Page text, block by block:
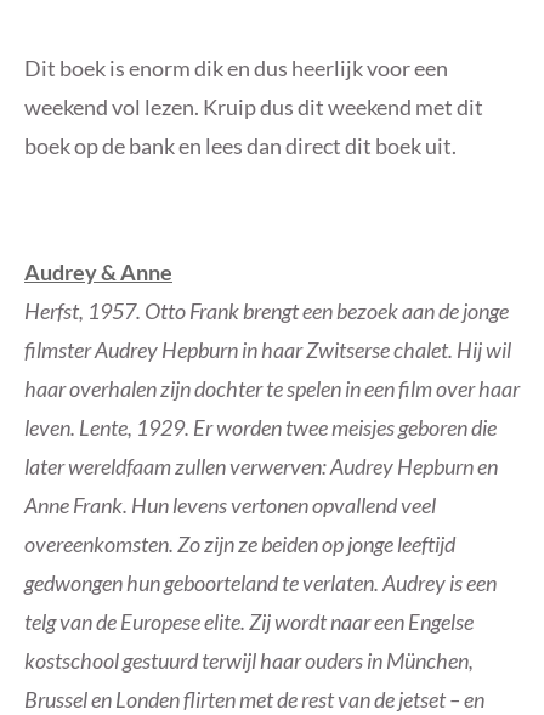
Dit boek is enorm dik en dus heerlijk voor een
weekend vol lezen. Kruip dus dit weekend met dit
boek op de bank en lees dan direct dit boek uit.
Audrey & Anne
Herfst, 1957. Otto Frank brengt een bezoek aan de jonge
filmster Audrey Hepburn in haar Zwitserse chalet. Hij wil
haar overhalen zijn dochter te spelen in een film over haar
leven. Lente, 1929. Er worden twee meisjes geboren die
later wereldfaam zullen verwerven: Audrey Hepburn en
Anne Frank. Hun levens vertonen opvallend veel
overeenkomsten. Zo zijn ze beiden op jonge leeftijd
gedwongen hun geboorteland te verlaten. Audrey is een
telg van de Europese elite. Zij wordt naar een Engelse
kostschool gestuurd terwijl haar ouders in München,
Brussel en Londen flirten met de rest van de jetset – en